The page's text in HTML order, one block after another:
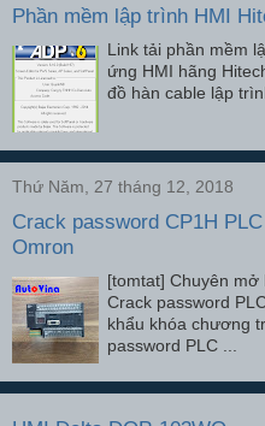
Phần mềm lập trình HMI
Link tải phần mềm
ứng HMI hãng
đồ hàn cable lập
Thứ Năm, 27 tháng 12, 2018
Crack password CP1H PLC
Omron
[tomtat] Chuyên mở
Crack password
khẩu khóa chương
password PLC ...